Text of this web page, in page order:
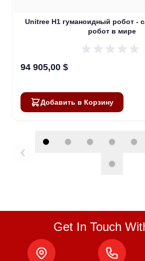
Unitree H1 гуманоидный робот -
робот в мире
94 905,00 $
Добавить в Корзину
Get In Touch